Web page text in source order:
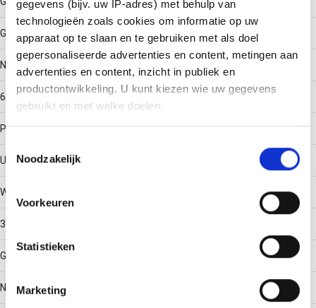
gegevens (bijv. uw IP-adres) met behulp van
technologieën zoals cookies om informatie op uw
apparaat op te slaan en te gebruiken met als doel
gepersonaliseerde advertenties en content, metingen aan
advertenties en content, inzicht in publiek en
productontwikkeling. U kunt kiezen wie uw gegevens
gebruikt en met welke doelen.
Informatie verzamelen over uw geografische locatie,
Uw apparaat identificeren door het actief te scannen
op specifieke eigenschappen (fingerprinting)
verwerkt en stel uw voorkeuren in het
detailgedeelte in.
Noodzakelijk
Voorkeuren
Statistieken
Marketing
Geen
Nuttige doorsnede
60044
Profielvorm
U-vorm
Werkende lengte
3000
Geschikt voor functiebehoud
Nee